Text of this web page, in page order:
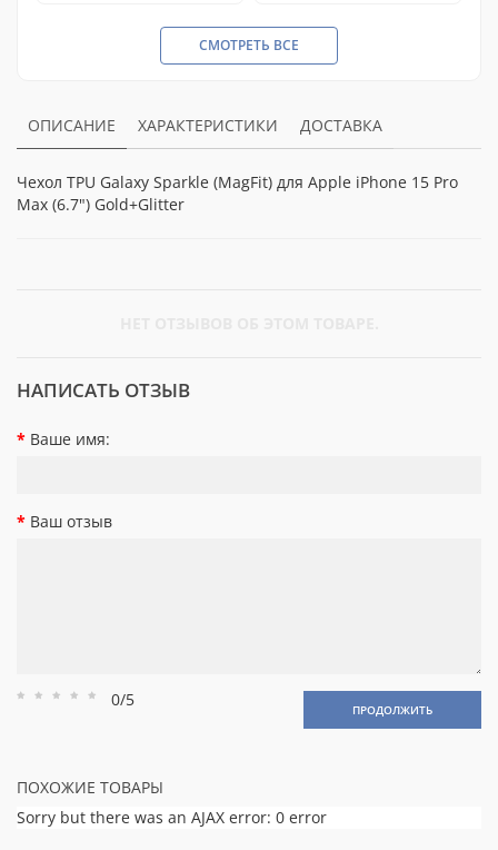
СМОТРЕТЬ ВСЕ
ОПИСАНИЕ ХАРАКТЕРИСТИКИ ДОСТАВКА
Чехол TPU Galaxy Sparkle (MagFit) для Apple iPhone 15 Pro
Max (6.7") Gold+Glitter
НАПИСАТЬ ОТЗЫВ
Ваше имя:
Ваш отзыв
Рейтинг
Рейтинг
Рейтинг
Рейтинг
Рейтинг
0/5 ПРОДОЛЖИТЬ
ПОХОЖИЕ ТОВАРЫ
Sorry but there was an AJAX error: 0 error